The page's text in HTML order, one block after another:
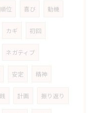
順位 喜び 動機
カギ 初回
ネガティブ
安定 精神
計画 振り返り